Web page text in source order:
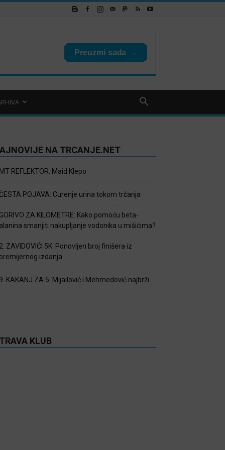
NA TRCANJE.NET
REFLEKTOR: Maid Klepo
POJAVA: Curenje urina tokom trčanja
ZA KILOMETRE: Kako pomoću beta-
smanjiti nakupljanje vodonika u mišićima?
ZAVIDOVIĆI 5K: Ponovljen broj finišera iz
izdanja
KAKANJ ZA 5: Mijailović i Mehmedović najbrži
KLUB